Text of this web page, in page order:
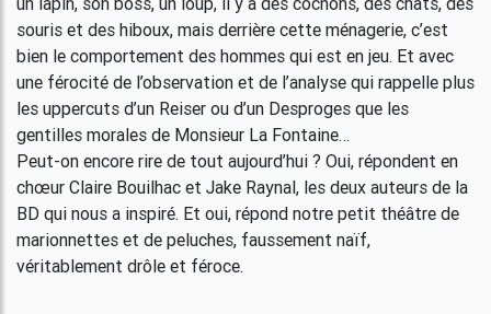
souris et des hiboux, mais derrière cette ménagerie, c’est
bien le comportement des hommes qui est en jeu. Et avec
une férocité de l’observation et de l’analyse qui rappelle plus
les uppercuts d’un Reiser ou d’un Desproges que les
gentilles morales de Monsieur La Fontaine…
Peut-on encore rire de tout aujourd’hui ? Oui, répondent en
chœur Claire Bouilhac et Jake Raynal, les deux auteurs de la
BD qui nous a inspiré. Et oui, répond notre petit théâtre de
marionnettes et de peluches, faussement naïf,
véritablement drôle et féroce.